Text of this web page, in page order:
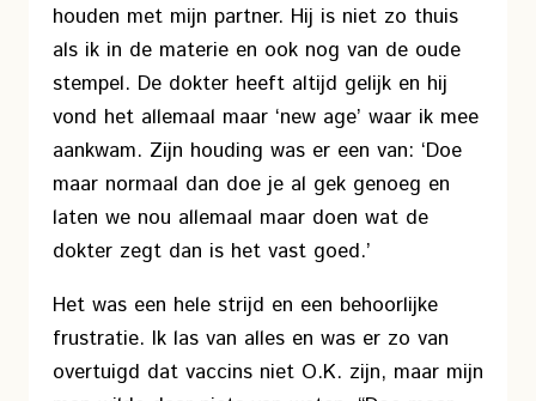
houden met mijn partner. Hij is niet zo thuis
als ik in de materie en ook nog van de oude
stempel. De dokter heeft altijd gelijk en hij
vond het allemaal maar ‘new age’ waar ik mee
aankwam. Zijn houding was er een van: ‘Doe
maar normaal dan doe je al gek genoeg en
laten we nou allemaal maar doen wat de
dokter zegt dan is het vast goed.’
Het was een hele strijd en een behoorlijke
frustratie. Ik las van alles en was er zo van
overtuigd dat vaccins niet O.K. zijn, maar mijn